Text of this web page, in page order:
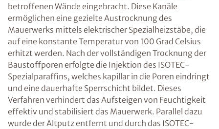
betroffenen Wände eingebracht. Diese Kanäle
ermöglichen eine gezielte Austrocknung des
Mauerwerks mittels elektrischer Spezialheizstäbe, die
auf eine konstante Temperatur von 100 Grad Celsius
erhitzt werden. Nach der vollständigen Trocknung der
Baustoffporen erfolgte die Injektion des ISOTEC-
Spezialparaffins, welches kapillar in die Poren eindringt
und eine dauerhafte Sperrschicht bildet. Dieses
Verfahren verhindert das Aufsteigen von Feuchtigkeit
effektiv und stabilisiert das Mauerwerk. Parallel dazu
wurde der Altputz entfernt und durch das ISOTEC-